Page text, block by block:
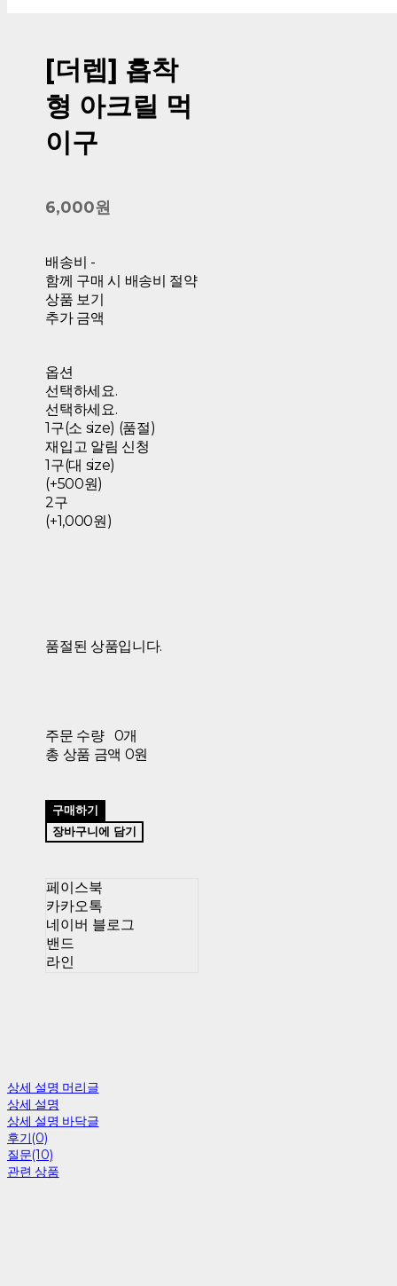
[더렙] 흡착
형 아크릴 먹
이구
6,000원
배송비 -
함께 구매 시 배송비 절약
상품 보기
추가 금액
옵션
선택하세요.
선택하세요.
1구(소 size) (품절)
재입고 알림 신청
1구(대 size)
(+500원)
2구
(+1,000원)
품절된 상품입니다.
주문 수량
0개
총 상품 금액 0원
구매하기
장바구니에 담기
페이스북
카카오톡
네이버 블로그
밴드
라인
상세 설명 머리글
상세 설명
상세 설명 바닥글
후기(0)
질문(10)
관련 상품